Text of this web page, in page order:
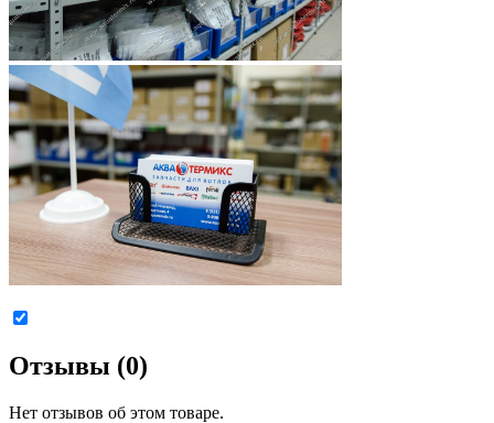
Отзывы (0)
Нет отзывов об этом товаре.